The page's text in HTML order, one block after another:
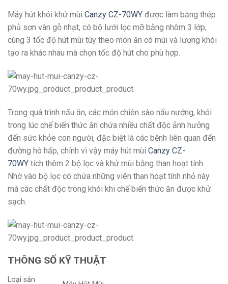
Máy hút khói khử mùi Canzy CZ-70WY được làm bằng thép
phủ sơn vân gỗ nhạt, có bộ lưới lọc mỡ bằng nhôm 3 lớp,
cùng 3 tốc độ hút mùi tùy theo món ăn có mùi và lượng khói
tạo ra khác nhau mà chọn tốc độ hút cho phù hợp.
Trong quá trình nấu ăn, các món chiên sào nấu nướng, khói
trong lúc chế biến thức ăn chứa nhiều chất độc ảnh hưởng
đến sức khỏe con người, đặc biệt là các bệnh liên quan đến
đường hô hấp, chính vì vậy máy hút mùi Canzy CZ-
70WY tích thêm 2 bộ lọc và khử mùi bằng than hoạt tính.
Nhờ vào bộ lọc có chứa những viên than hoạt tính nhỏ này
mà các chất độc trong khói khi chế biến thức ăn được khử
sạch.
THÔNG SỐ KỸ THUẬT
Loại sản